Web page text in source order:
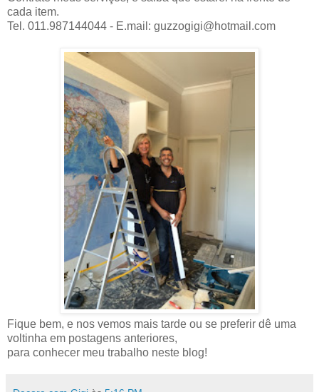
cada item.
Tel. 011.987144044 - E.mail: guzzogigi@hotmail.com
Fique bem, e nos vemos mais tarde ou se preferir dê uma
voltinha em postagens anteriores,
para conhecer meu trabalho neste blog!